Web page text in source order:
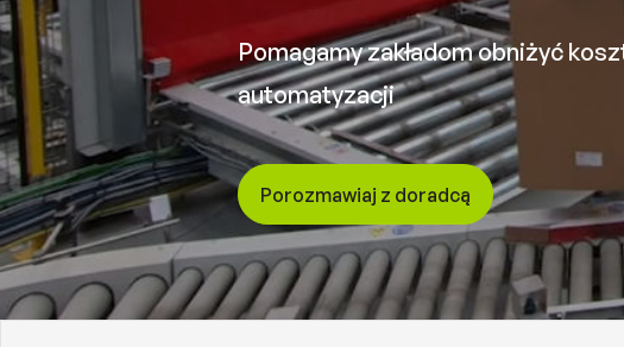
Pomagamy zakładom obniżyć
automatyzacji
Porozmawiaj z doradcą